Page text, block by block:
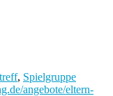
, Spielgruppe
angebote/eltern-